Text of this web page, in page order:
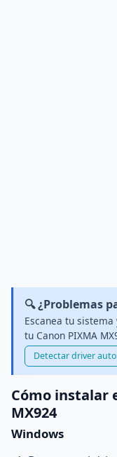
🔍 ¿Problemas
Escanea tu
tu Canon PIXMA
Detectar driver
Cómo instalar
MX924
Windows